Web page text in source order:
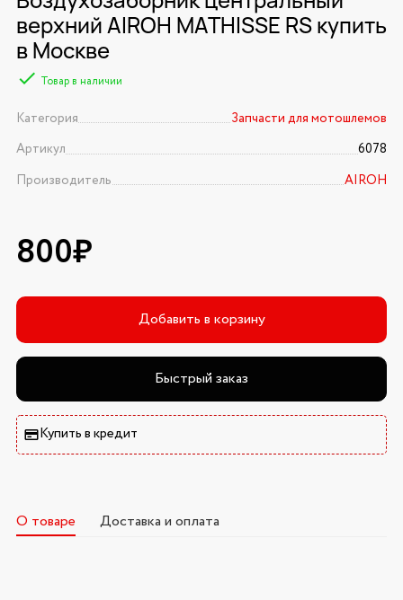
верхний AIROH MATHISSE RS купить
в Москве
Товар в наличии
Категория
Запчасти для мотошлемов
Артикул
6078
Производитель
AIROH
800₽
Добавить в корзину
Быстрый заказ
Купить в кредит
О товаре Доставка и оплата